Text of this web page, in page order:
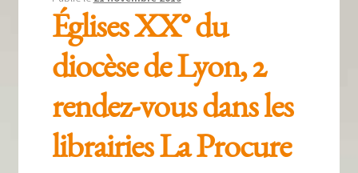
Mentions légales / Données personnelles
Mon compte
Recevoir notre newsletter
Églises XX° du
diocèse de Lyon, 2
rendez-vous dans les
librairies La Procure